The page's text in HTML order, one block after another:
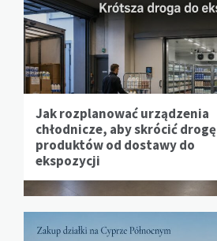
Jak rozplanować urządzenia
chłodnicze, aby skrócić drogę
produktów od dostawy do
ekspozycji